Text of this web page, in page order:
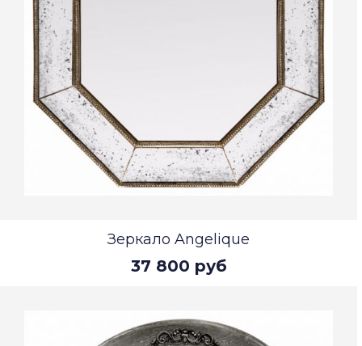
Зеркало Angelique
37 800 руб